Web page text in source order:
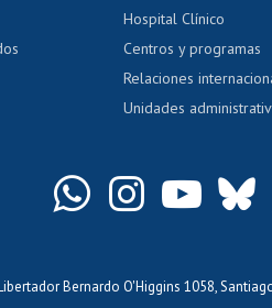
Hospital Clínico
Centros y programas
Relaciones
Unidades
Bernardo O'Higgins 1058,